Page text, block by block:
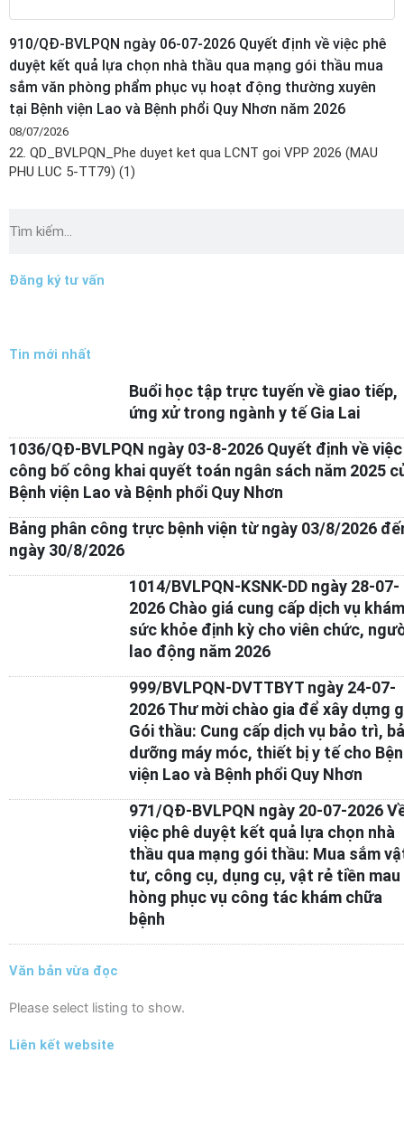
910/QĐ-BVLPQN ngày 06-07-2026 Quyết định về việc phê
duyệt kết quả lựa chọn nhà thầu qua mạng gói thầu mua
sắm văn phòng phẩm phục vụ hoạt động thường xuyên
tại Bệnh viện Lao và Bệnh phổi Quy Nhơn năm 2026
08/07/2026
22. QD_BVLPQN_Phe duyet ket qua LCNT goi VPP 2026 (MAU
PHU LUC 5-TT79) (1)
kiếm
Đăng ký tư vấn
Tin mới nhất
Buổi học tập trực tuyến về giao tiếp,
ứng xử trong ngành y tế Gia Lai
1036/QĐ-BVLPQN ngày 03-8-2026 Quyết định về việc
công bố công khai quyết toán ngân sách năm 2025
Bệnh viện Lao và Bệnh phổi Quy Nhơn
Bảng phân công trực bệnh viện từ ngày 03/8/2026
ngày 30/8/2026
1014/BVLPQN-KSNK-DD ngày 28-07-
2026 Chào giá cung cấp dịch vụ
sức khỏe định kỳ cho viên chức,
lao động năm 2026
999/BVLPQN-DVTTBYT ngày 24-07-
2026 Thư mời chào gia để xây dựng
Gói thầu: Cung cấp dịch vụ bảo trì,
dưỡng máy móc, thiết bị y tế cho
viện Lao và Bệnh phổi Quy Nhơn
971/QĐ-BVLPQN ngày 20-07-2026
việc phê duyệt kết quả lựa chọn nhà
thầu qua mạng gói thầu: Mua sắm
tư, công cụ, dụng cụ, vật rẻ tiền mau
hòng phục vụ công tác khám chữa
bệnh
Văn bản vừa đọc
Please select listing to show.
Liên kết website